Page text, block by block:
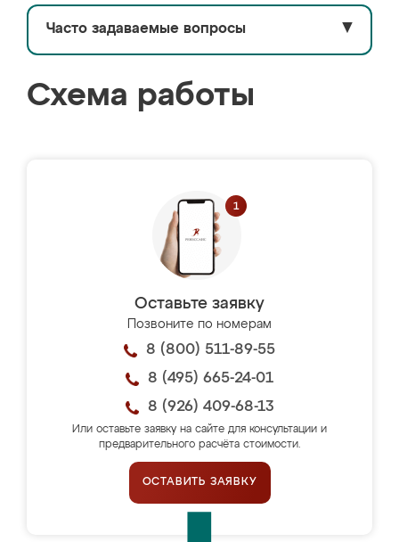
Часто задаваемые вопросы ▼
Схема работы
Оставьте заявку
Позвоните по номерам
8 (800) 511-89-55
8 (495) 665-24-01
8 (926) 409-68-13
Или оставьте заявку на сайте для консультации и
предварительного расчёта стоимости.
ОСТАВИТЬ ЗАЯВКУ